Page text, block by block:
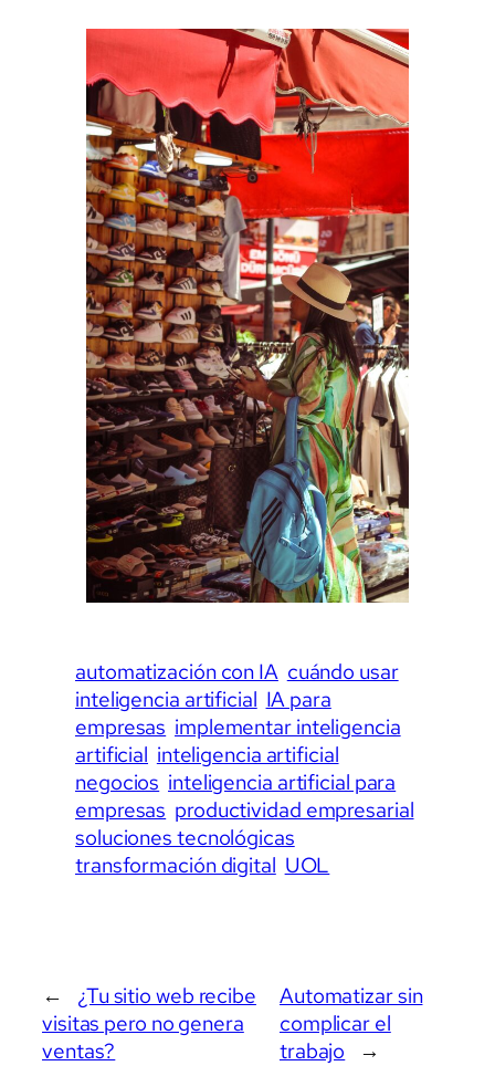
automatización con IA cuándo usar
inteligencia artificial IA para
empresas implementar inteligencia
artificial inteligencia artificial
negocios inteligencia artificial para
empresas productividad empresarial
soluciones tecnológicas
transformación digital UOL
←
¿Tu sitio web recibe
visitas pero no genera
ventas?
Automatizar sin
complicar el
trabajo
→